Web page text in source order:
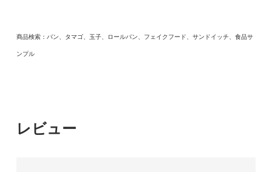
商品検索：パン、タマゴ、玉子、ロールパン、フェイクフード、サンドイッチ、食品サ
ンプル
レビュー